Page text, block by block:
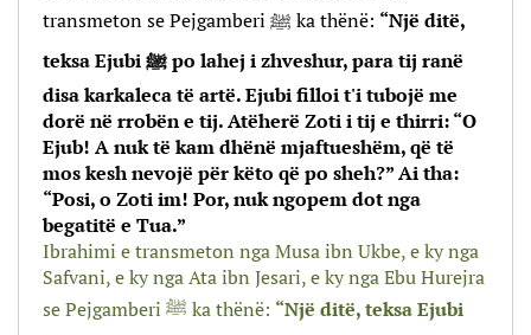
transmeton se Pejgamberi ﷺ ka thënë: “Një ditë,
teksa Ejubi ﷺ po lahej i zhveshur, para tij ranë
disa karkaleca të artë. Ejubi filloi t'i tubojë me
dorë në rrobën e tij. Atëherë Zoti i tij e thirri: “O
Ejub! A nuk të kam dhënë mjaftueshëm, që të
mos kesh nevojë për këto që po sheh?” Ai tha:
“Posi, o Zoti im! Por, nuk ngopem dot nga
begatitë e Tua.”
Ibrahimi e transmeton nga Musa ibn Ukbe, e ky nga
Safvani, e ky nga Ata ibn Jesari, e ky nga Ebu Hurejra
se Pejgamberi
ﷺ ka thënë: “Një ditë, teksa Ejubi